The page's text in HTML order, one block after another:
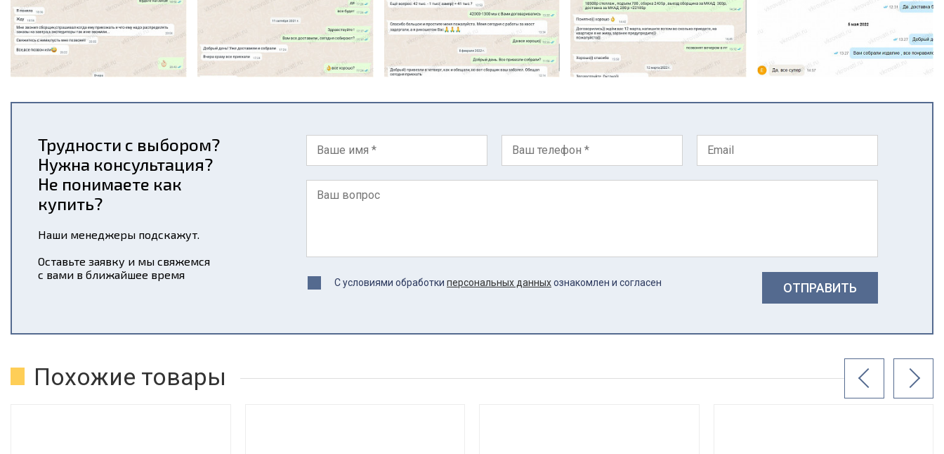
Трудности с выбором?
Нужна консультация?
Не понимаете как
купить?
Наши менеджеры подскажут.
Оставьте заявку и мы свяжемся
с вами в ближайшее время
С условиями обработки персональных данныхознакомлен и согласен ОТПРАВИТЬ
Похожие товары